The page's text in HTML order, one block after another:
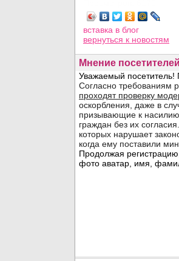
вставка в блог
вернуться к новостям
Мнение